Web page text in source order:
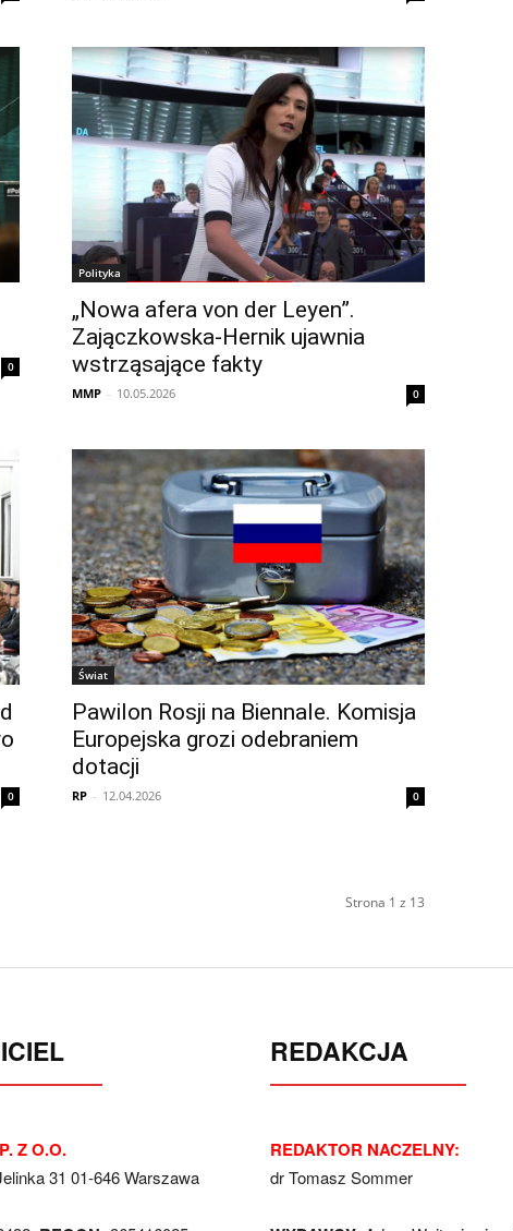
0
Polityka
„Nowa afera von der Leyen”.
Zajączkowska-Hernik ujawnia
wstrząsające fakty
MMP - 10.05.2026 0
0
Świat
Pawilon Rosji na Biennale. Komisja
Europejska grozi odebraniem
dotacji
RP - 12.04.2026 0
Strona 1 z 13
Z O.O.
31 01-646 Warszawa
REDAKCJA
REDAKTOR NACZELNY:
dr Tomasz Sommer